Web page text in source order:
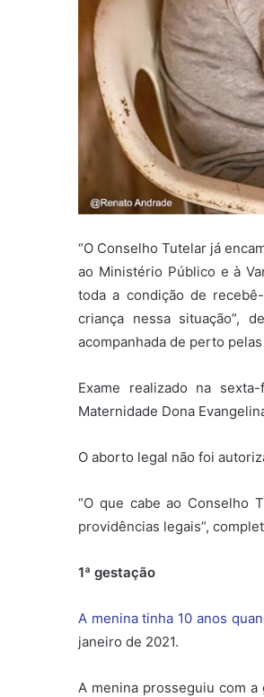
“O Conselho Tutelar já
ao Ministério Público e à
toda a condição de
criança nessa situação”,
acompanhada de perto
Exame realizado na
Maternidade Dona
O aborto legal não foi
“O que cabe ao Conselho
providências legais”,
1ª gestação
A menina tinha 10 anos
janeiro de 2021.
A menina prosseguiu com a